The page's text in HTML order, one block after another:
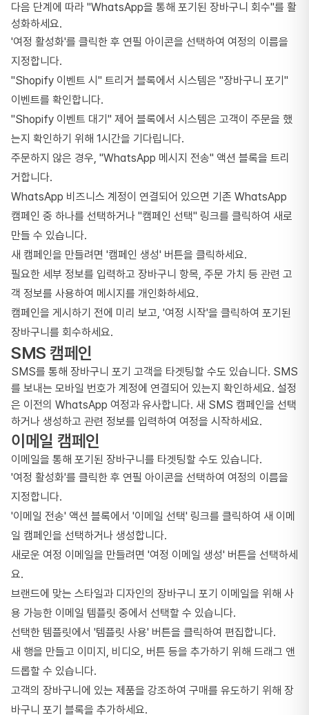
다음 단계에 따라 "WhatsApp을 통해 포기된 장바구니 회수"를 활
성화하세요.
'여정 활성화'를 클릭한 후 연필 아이콘을 선택하여 여정의 이름을
지정합니다.
"Shopify 이벤트 시" 트리거 블록에서 시스템은 "장바구니 포기"
이벤트를 확인합니다.
"Shopify 이벤트 대기" 제어 블록에서 시스템은 고객이 주문을 했
는지 확인하기 위해 1시간을 기다립니다.
주문하지 않은 경우, "WhatsApp 메시지 전송" 액션 블록을 트리
거합니다.
WhatsApp 비즈니스 계정이 연결되어 있으면 기존 WhatsApp
캠페인 중 하나를 선택하거나 "캠페인 선택" 링크를 클릭하여 새로
만들 수 있습니다.
새 캠페인을 만들려면 '캠페인 생성' 버튼을 클릭하세요.
필요한 세부 정보를 입력하고 장바구니 항목, 주문 가치 등 관련 고
객 정보를 사용하여 메시지를 개인화하세요.
캠페인을 게시하기 전에 미리 보고, '여정 시작'을 클릭하여 포기된
장바구니를 회수하세요.
SMS 캠페인
SMS를 통해 장바구니 포기 고객을 타겟팅할 수도 있습니다. SMS
를 보내는 모바일 번호가 계정에 연결되어 있는지 확인하세요. 설정
은 이전의 WhatsApp 여정과 유사합니다. 새 SMS 캠페인을 선택
하거나 생성하고 관련 정보를 입력하여 여정을 시작하세요.
이메일 캠페인
이메일을 통해 포기된 장바구니를 타겟팅할 수도 있습니다.
'여정 활성화'를 클릭한 후 연필 아이콘을 선택하여 여정의 이름을
지정합니다.
'이메일 전송' 액션 블록에서 '이메일 선택' 링크를 클릭하여 새 이메
일 캠페인을 선택하거나 생성합니다.
새로운 여정 이메일을 만들려면 '여정 이메일 생성' 버튼을 선택하세
요.
브랜드에 맞는 스타일과 디자인의 장바구니 포기 이메일을 위해 사
용 가능한 이메일 템플릿 중에서 선택할 수 있습니다.
선택한 템플릿에서 '템플릿 사용' 버튼을 클릭하여 편집합니다.
새 행을 만들고 이미지, 비디오, 버튼 등을 추가하기 위해 드래그 앤
드롭할 수 있습니다.
고객의 장바구니에 있는 제품을 강조하여 구매를 유도하기 위해 장
바구니 포기 블록을 추가하세요.